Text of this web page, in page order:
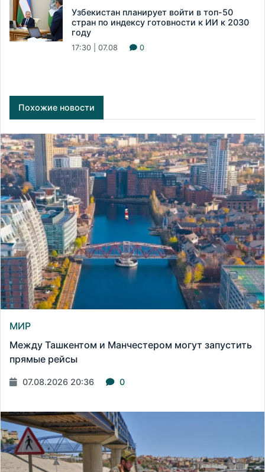
Узбекистан планирует войти в топ-50
стран по индексу готовности к ИИ к 2030
году
17:30 | 07.08 0
Похожие новости
МИР
Между Ташкентом и Манчестером могут запустить
прямые рейсы
07.08.2026 20:36 0